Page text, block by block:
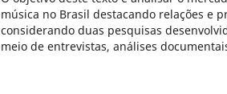
música no Brasil destacando relações e
considerando duas pesquisas
meio de entrevistas, análises